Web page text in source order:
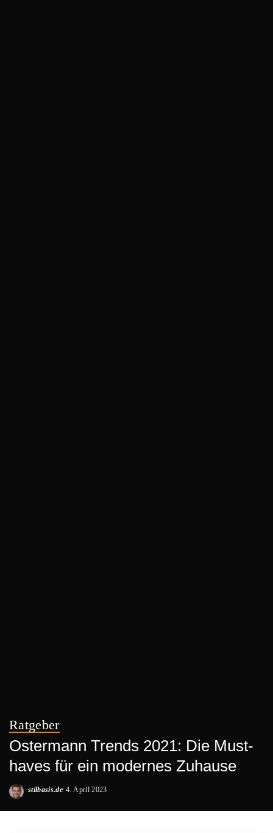
Ratgeber
Ostermann Trends 2021: Die Must-
haves für ein modernes Zuhause
Posted
stilbasis.de 4. April 2023